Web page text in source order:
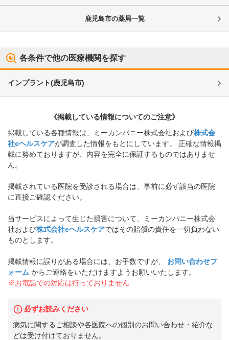
鹿児島市の薬局一覧
各条件で他の医療機関を探す
インプラント(鹿児島市)
《掲載している情報についてのご注意》
掲載している各種情報は、ミーカンパニー株式会社および株式会
社eヘルスケアが調査した情報をもとにしています。 正確な情報掲
載に努めておりますが、内容を完全に保証するものではありませ
ん。
掲載されている医院を受診される場合は、事前に必ず該当の医院
に直接ご確認ください。
当サービスによって生じた損害について、ミーカンパニー株式会
社および株式会社eヘルスケアではその賠償の責任を一切負わない
ものとします。
掲載情報に誤りがある場合には、お手数ですが、
お問い合わせフ
ォーム からご連絡をいただけますようお願いいたします。
※お電話での対応は行っておりません
必ずお読みください
病気に関するご相談や各医院への個別のお問い合わせ・紹介な
どは受け付けておりません。